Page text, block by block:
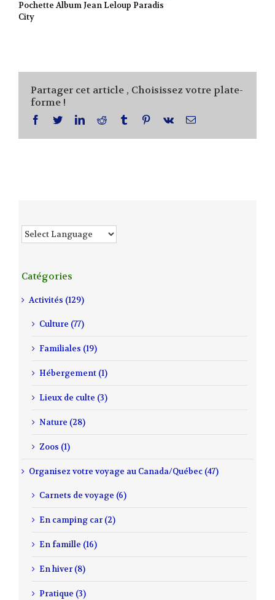
Pochette Album Jean Leloup Paradis
City
Partager cet article , Choisissez votre plate-
forme !
facebook
twitterlinkedinreddit tumblr pinterest
vk Email
Catégories
Activités (129)
Culture (77)
Familiales (19)
Hébergement (1)
Lieux de culte (3)
Nature (28)
Zoos (1)
Organisez votre voyage au Canada/Québec (47)
Carnets de voyage (6)
En camping car (2)
En famille (16)
En hiver (8)
Pratique (3)